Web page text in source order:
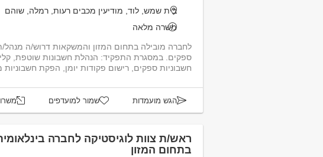
בית שמש, לוד, מודיעין מכבים רעות, רמלה, שוהם
משרה מלאה
לחברה מובילה בתחום המזון והמשקאות דרוש/ה מנהל/
ספקים. במסגרת התפקיד: הנהלת חשבונות שוטפת,
חשבוניות ספקים, רישום פקודות יומן, הפקת חשבוניות
הגש מועמדות שמור למועדפים
ראש/ת צוות לוגיסטיקה לחברה
בתחום המזון